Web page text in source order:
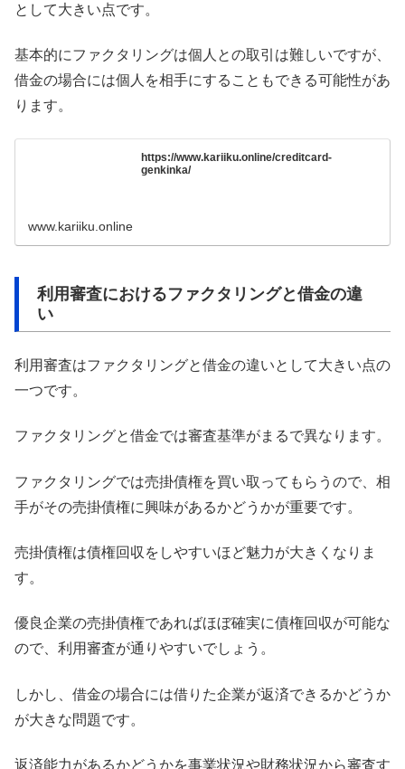
として大きい点です。
基本的にファクタリングは個人との取引は難しいですが、
借金の場合には個人を相手にすることもできる可能性があ
ります。
https://www.kariiku.online/creditcard-
genkinka/
www.kariiku.online
利用審査におけるファクタリングと借金の違
い
利用審査はファクタリングと借金の違いとして大きい点の
一つです。
ファクタリングと借金では審査基準がまるで異なります。
ファクタリングでは売掛債権を買い取ってもらうので、相
手がその売掛債権に興味があるかどうかが重要です。
売掛債権は債権回収をしやすいほど魅力が大きくなりま
す。
優良企業の売掛債権であればほぼ確実に債権回収が可能な
ので、利用審査が通りやすいでしょう。
しかし、借金の場合には借りた企業が返済できるかどうか
が大きな問題です。
返済能力があるかどうかを事業状況や財務状況から審査す